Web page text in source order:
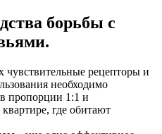
борьбы с
чувствительные рецепторы и
необходимо
в пропорции 1:1 и
где обитают